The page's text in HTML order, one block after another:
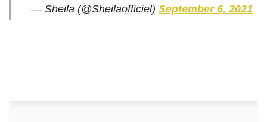
— Sheila (@Sheilaofficiel) September 6, 2021